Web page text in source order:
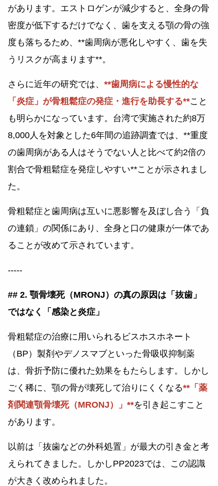
があります。エストロゲンが減少すると、全身の骨
密度が低下するだけでなく、歯を支える顎の骨の強
度も落ちるため、**歯周病が悪化しやすく、歯を失
うリスクが高まります**。
さらに近年の研究では、**歯周病による慢性的な
「炎症」が骨粗鬆症の発症・進行を助長する**こと
も明らかになっています。台湾で実施された約8万
8,000人を対象とした6年間の追跡調査では、**重度
の歯周病がある人はそうでない人と比べて約2倍の
割合で骨粗鬆症を発症しやすい**ことが示されまし
た。
骨粗鬆症と歯周病は互いに悪影響を及ぼし合う「負
の連鎖」の関係にあり、全身と口の健康が一体であ
ることが改めて示されています。
-----
## 2. 顎骨壊死（MRONJ）の真の原因は「抜歯」
ではなく「感染と炎症」
骨粗鬆症の治療に用いられるビスホスホネート
（BP）製剤やデノスマブといった骨吸収抑制薬
は、骨折予防に優れた効果をもたらします。しかし
ごく稀に、顎の骨が壊死して治りにくくなる**「薬
剤関連顎骨壊死（MRONJ）」**を引き起こすこと
があります。
以前は「抜歯などの外科処置」が最大の引き金と考
えられてきました。しかしPP2023では、この認識
が大きく改められました。